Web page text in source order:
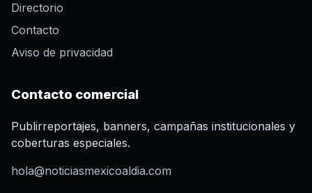
Directorio
Contacto
Aviso de privacidad
Contacto comercial
Publirreportajes, banners, campañas institucionales y
coberturas especiales.
hola@noticiasmexicoaldia.com